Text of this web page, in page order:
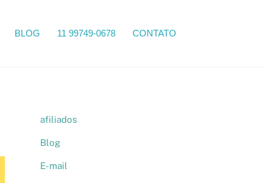
BLOG 11 99749-0678 CONTATO
afiliados
Blog
E-mail